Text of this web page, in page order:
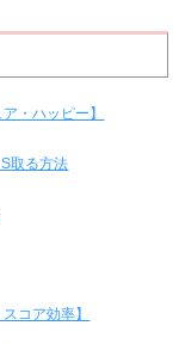
・ハッピー】
取る方法
コア効率】